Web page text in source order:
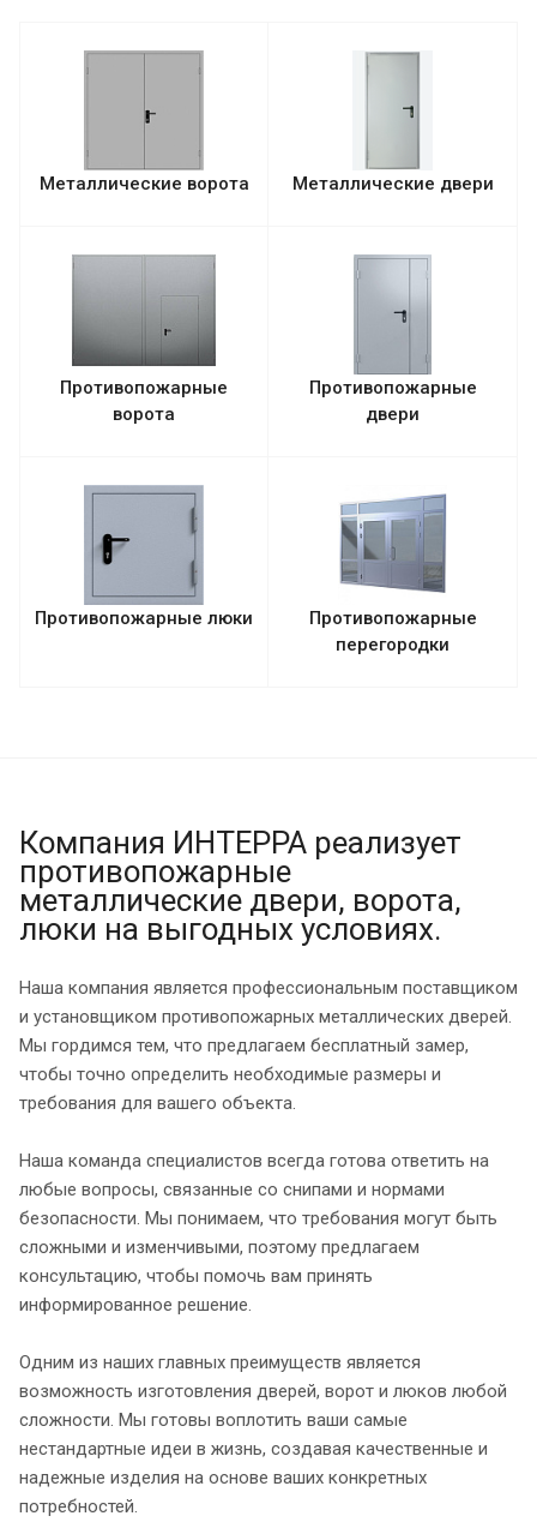
Металлические ворота Металлические двери
Противопожарные
ворота
Противопожарные
двери
Противопожарные люки
Противопожарные
перегородки
Компания ИНТЕРРА реализует
противопожарные
металлические двери, ворота,
люки на выгодных условиях.
Наша компания является профессиональным поставщиком
и установщиком противопожарных металлических дверей.
Мы гордимся тем, что предлагаем бесплатный замер,
чтобы точно определить необходимые размеры и
требования для вашего объекта.
Наша команда специалистов всегда готова ответить на
любые вопросы, связанные со снипами и нормами
безопасности. Мы понимаем, что требования могут быть
сложными и изменчивыми, поэтому предлагаем
консультацию, чтобы помочь вам принять
информированное решение.
Одним из наших главных преимуществ является
возможность изготовления дверей, ворот и люков любой
сложности. Мы готовы воплотить ваши самые
нестандартные идеи в жизнь, создавая качественные и
надежные изделия на основе ваших конкретных
потребностей.